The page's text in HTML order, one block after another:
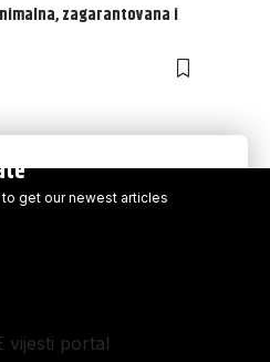
zagarantovana i
get our newest articles